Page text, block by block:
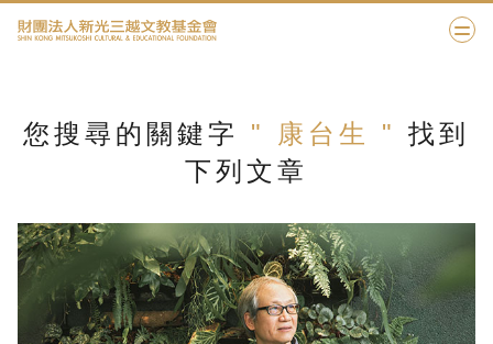
您搜尋的關鍵字 " 康台生 " 找到
下列文章